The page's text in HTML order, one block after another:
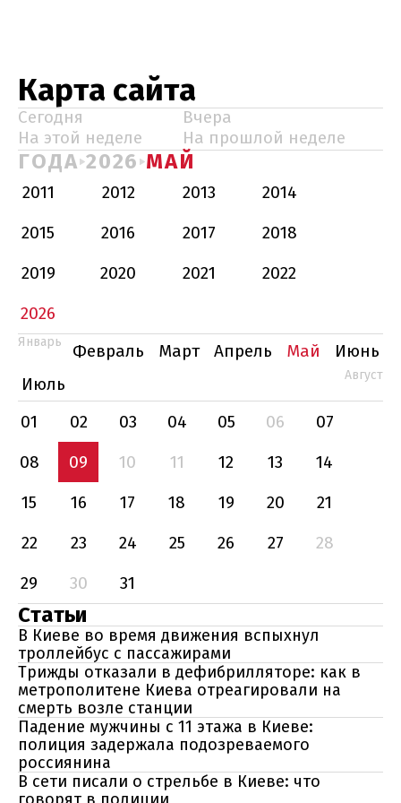
Карта сайта
Сегодня
Вчера
На этой неделе
На прошлой неделе
ГОДА 2026 МАЙ
2011 2012 2013
2014
2015
2016 2017
2018
2019
2020 2021
2022
2026
Январь Февраль Март Апрель Май
Июнь
Июль
Август
01 02 03 04 05 06
07
08
09 10 11 12 13
14
15
16 17 18 19 20
21
22
23 24 25 26 27
28
29
30 31
Статьи
В Киеве во время движения вспыхнул
троллейбус с пассажирами
Трижды отказали в дефибрилляторе: как в
метрополитене Киева отреагировали на
смерть возле станции
Падение мужчины с 11 этажа в Киеве:
полиция задержала подозреваемого
россиянина
В сети писали о стрельбе в Киеве: что